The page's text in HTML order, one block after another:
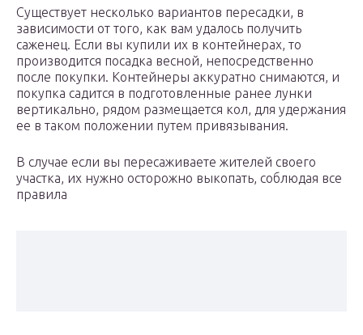
Существует несколько вариантов пересадки, в
зависимости от того, как вам удалось получить
саженец. Если вы купили их в контейнерах, то
производится посадка весной, непосредственно
после покупки. Контейнеры аккуратно снимаются, и
покупка садится в подготовленные ранее лунки
вертикально, рядом размещается кол, для удержания
ее в таком положении путем привязывания.
В случае если вы пересаживаете жителей своего
участка, их нужно осторожно выкопать, соблюдая все
правила